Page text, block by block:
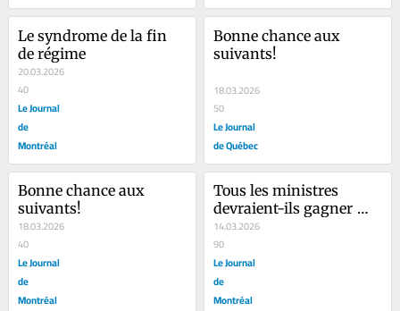
Le syndrome de la fin
de régime
20.03.2026
40
Le Journal
de
Montréal
Bonne chance aux
suivants!
18.03.2026
50
Le Journal
de Québec
Bonne chance aux
suivants!
18.03.2026
40
Le Journal
de
Montréal
Tous les ministres
devraient-ils gagner
248 000$?
14.03.2026
90
Le Journal
de
Montréal